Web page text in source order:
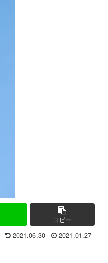
コピー
2021.06.30 2021.01.27